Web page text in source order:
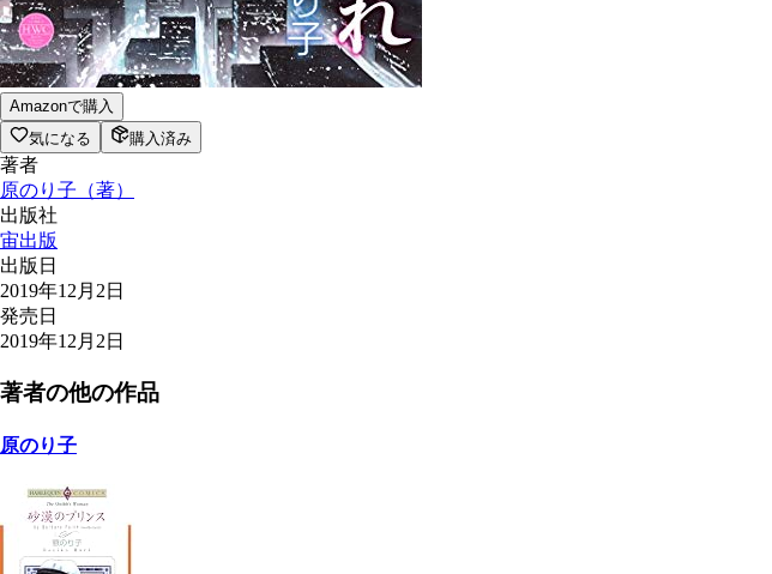
Amazonで購入
気になる
購入済み
著者
原のり子 （著）
出版社
宙出版
出版日
2019年12月2日
発売日
2019年12月2日
著者の他の作品
原のり子